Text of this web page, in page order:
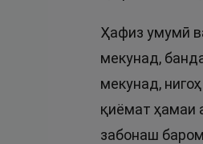
Ҳафиз умумӣ
мекунад,
мекунад,
қиёмат ҳамаи
забонаш